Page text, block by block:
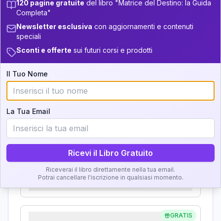
13.5-14 +4 15
14-16 +2
17.5-18.5 +3 18
18.5-19 +4 3
Analisi, Significato e
Interpretazione
Clicca su ogni zona per leggere la definizione e
l'interpretazione!
Importanza:
Karma Genitore-Figlio
Importanza:
GRATIS
120 pagine gratuite del libro "Matrice del Destino: la Guida
Completa"
Newsletter esclusiva con aggiornamenti e contenuti
speciali
Sconti e offerte sui futuri corsi e prodotti
Il Tuo Nome
La Tua Email
Ricevi il Libro Gratuito
Riceverai il libro direttamente nella tua email.
Potrai cancellare l'iscrizione in qualsiasi momento.